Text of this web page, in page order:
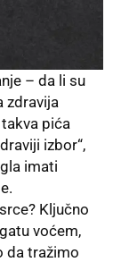
– da li su
zdravija
pića
izbor“,
imati
Ključno
voćem,
da tražimo